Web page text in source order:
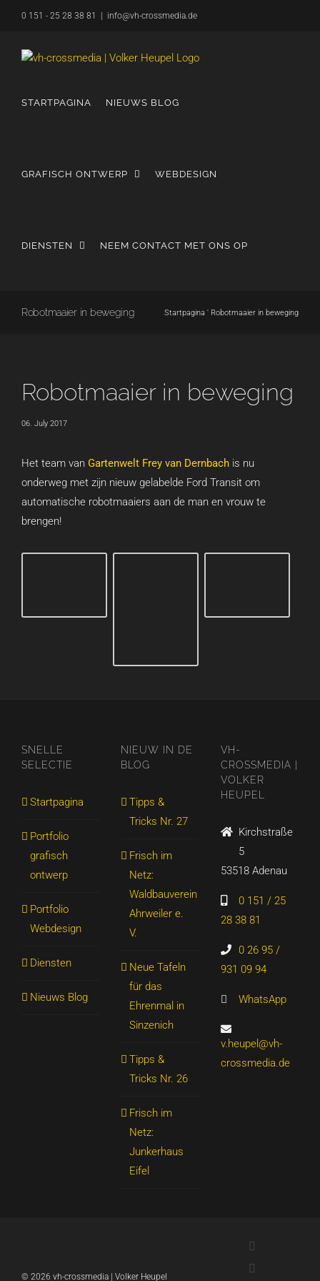
inhoud
0 151 - 25 28 38 81 info@vh-crossmedia.de
STARTPAGINA NIEUWS BLOG
GRAFISCH ONTWERP WEBDESIGN
DIENSTEN NEEM CONTACT MET ONS OP
Robotmaaier in beweging Startpagina ' Robotmaaier in beweging
Robotmaaier in beweging
06. July 2017
Het team van Gartenwelt Frey van Dernbach is nu
onderweg met zijn nieuw gelabelde Ford Transit om
automatische robotmaaiers aan de man en vrouw te
brengen!
SNELLE
SELECTIE
Startpagina
Portfolio
grafisch
ontwerp
Portfolio
Webdesign
Diensten
Nieuws Blog
NIEUW IN DE
BLOG
Tipps &
Tricks Nr. 27
Frisch im
Netz:
Waldbauverein
Ahrweiler e.
V.
Neue Tafeln
für das
Ehrenmal in
Sinzenich
Tipps &
Tricks Nr. 26
Frisch im
Netz:
Junkerhaus
Eifel
VH-
CROSSMEDIA |
VOLKER
HEUPEL
Kirchstraße
5
53518 Adenau
0 151 / 25
28 38 81
0 26 95 /
931 09 94
WhatsApp
v.heupel@vh-
crossmedia.de
© 2026 vh-crossmedia | Volker Heupel